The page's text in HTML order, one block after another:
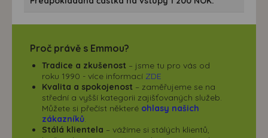
Proč právě s Emmou?
Tradice a zkušenost – jsme tu pro vás od
roku 1990 - více informací ZDE
Kvalita a spokojenost – zaměřujeme se na
střední a vyšší kategorii zajišťovaných služeb.
Můžete si přečíst některé ohlasy našich
zákazníků
Stálá klientela – vážíme si stálých klientů,